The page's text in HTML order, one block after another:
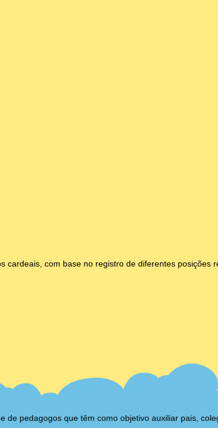
cardeais, com base no registro de diferentes posições
de pedagogos que têm como objetivo auxiliar pais,